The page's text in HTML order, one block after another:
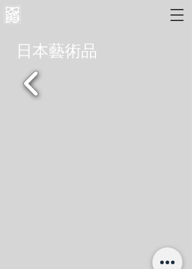
日本藝術品